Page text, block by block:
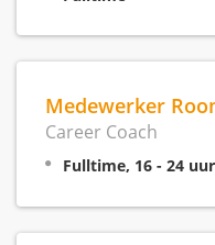
Medewerker
Career Coach
Fulltime, 16 - 24